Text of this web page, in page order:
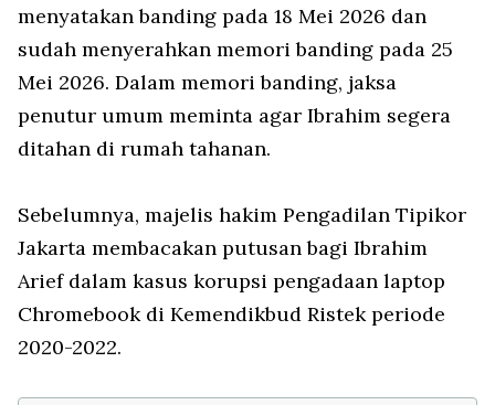
menyatakan banding pada 18 Mei 2026 dan
sudah menyerahkan memori banding pada 25
Mei 2026. Dalam memori banding, jaksa
penutur umum meminta agar Ibrahim segera
ditahan di rumah tahanan.
Sebelumnya, majelis hakim Pengadilan Tipikor
Jakarta membacakan putusan bagi Ibrahim
Arief dalam kasus korupsi pengadaan laptop
Chromebook di Kemendikbud Ristek periode
2020-2022.